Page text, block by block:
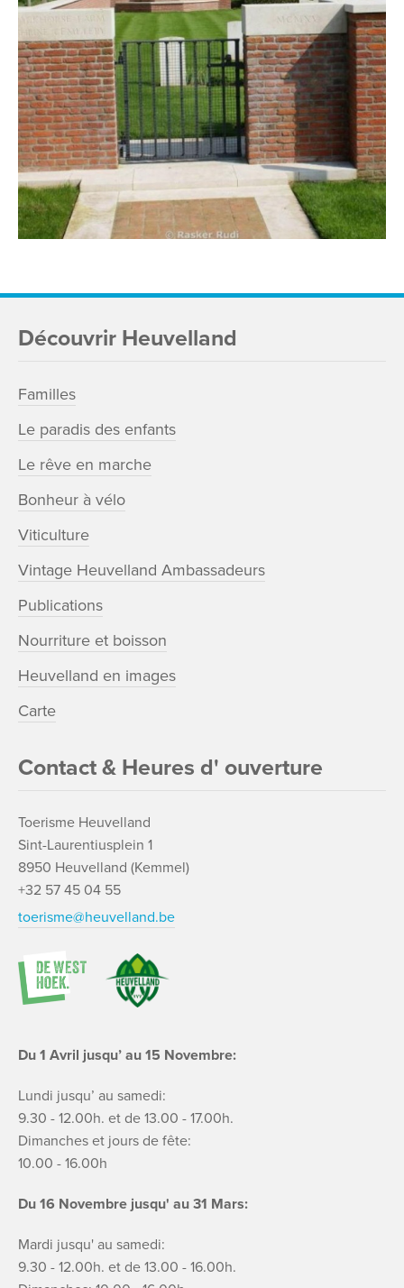
Découvrir Heuvelland
Familles
Le paradis des enfants
Le rêve en marche
Bonheur à vélo
Viticulture
Vintage Heuvelland Ambassadeurs
Publications
Nourriture et boisson
Heuvelland en images
Carte
Contact & Heures d' ouverture
Toerisme Heuvelland
Sint-Laurentiusplein 1
8950 Heuvelland (Kemmel)
+32 57 45 04 55
toerisme@heuvelland.be
Du 1 Avril jusqu’ au 15 Novembre:
Lundi jusqu’ au samedi:
9.30 - 12.00h. et de 13.00 - 17.00h.
Dimanches et jours de fête:
10.00 - 16.00h
Du 16 Novembre jusqu' au 31 Mars:
Mardi jusqu' au samedi:
9.30 - 12.00h. et de 13.00 - 16.00h.